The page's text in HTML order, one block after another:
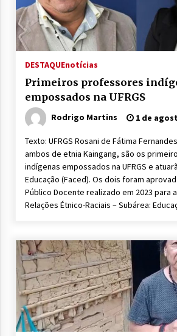
DESTAQUEnotícias
Primeiros professores
empossados na UFRGS
Rodrigo Martins 1 de
Texto: UFRGS Rosani de Fátima
ambos de etnia Kaingang, são os
indígenas empossados na UFRGS e
Educação (Faced). Os dois foram
Público Docente realizado em 2023 para
Relações Étnico-Raciais – Subárea: